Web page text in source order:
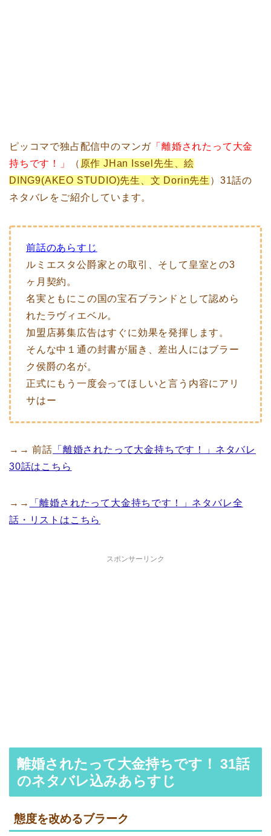
ピッコマで独占配信中のマンガ 「離婚されたって大金
持ちです！」
（ 原作 JHan Issel先生、絵
DING9(AKEO STUDIO)先生、文 Dorin先生 ）31話の
ネタバレをご紹介しています。
前話のあらすじ
ルミエスタ公爵家との取引、そして皇室との3
ヶ月契約。
名実ともにこの国の宝石ブランドとして認めら
れたラヴィエベル。
加盟店募集広告はすぐに効果を発揮します。
そんな中１通の封書が届き、差出人にはブラー
ク侯爵の名が。
正式にもう一度会ってほしいと言う内容にアリ
サはー
→→ 前話 「離婚されたって大金持ちです！」ネタバレ
30話はこちら
→→
「離婚されたって大金持ちです！」ネタバレ全
話・リストはこちら
スポンサーリンク
離婚されたって大金持ちです！ 31話
のネタバレ込みあらすじ
態度を改めるブラーク